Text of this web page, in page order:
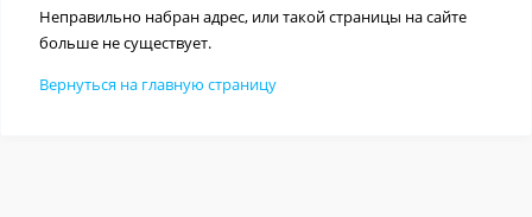
Неправильно набран адрес, или такой страницы на сайте
больше не существует.
Вернуться на главную страницу